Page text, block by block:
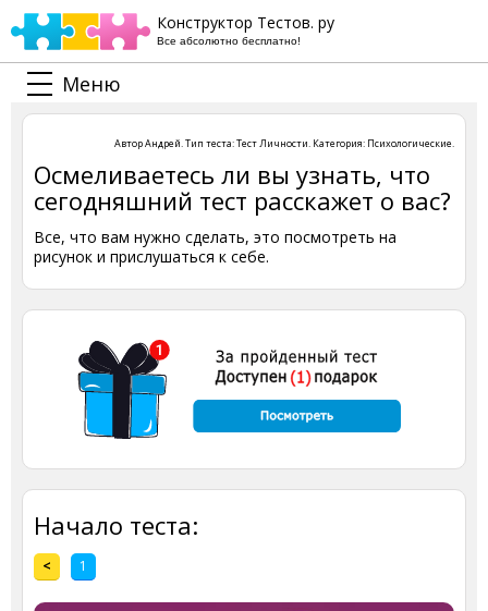
Конструктор Тестов. ру
Все абсолютно бесплатно!
Меню
АвторАндрей. Тип теста:Тест Личности. Категория: Психологические.
Осмеливаетесь ли вы узнать, что
сегодняшний тест расскажет о вас?
Все, что вам нужно сделать, это посмотреть на
рисунок и прислушаться к себе.
Начало теста:
< 1